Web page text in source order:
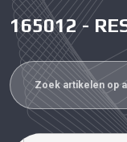
165012 -